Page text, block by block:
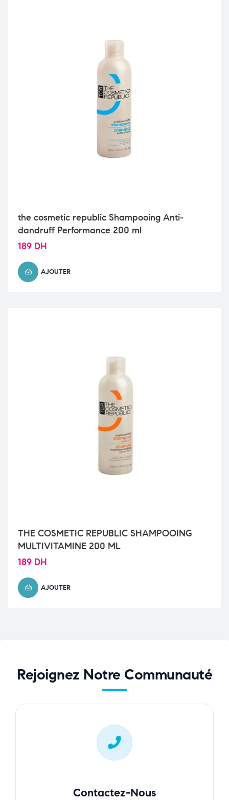
the cosmetic republic Shampooing Anti-
dandruff Performance 200 ml
189 DH
AJOUTER
THE COSMETIC REPUBLIC SHAMPOOING
MULTIVITAMINE 200 ML
189 DH
AJOUTER
Rejoignez Notre Communauté
Contactez-Nous